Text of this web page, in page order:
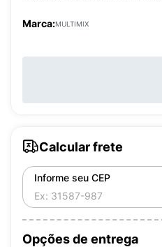
Marca:MULTIMIX
Calcular frete
Informe seu CEP
Opções de entrega